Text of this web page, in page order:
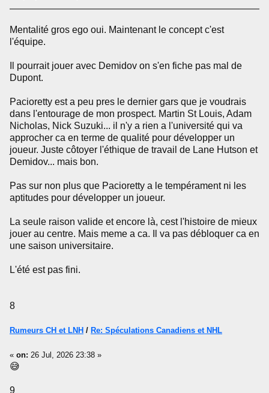
Mentalité gros ego oui. Maintenant le concept c'est
l'équipe.
Il pourrait jouer avec Demidov on s'en fiche pas mal de
Dupont.
Pacioretty est a peu pres le dernier gars que je voudrais
dans l'entourage de mon prospect. Martin St Louis, Adam
Nicholas, Nick Suzuki... il n'y a rien a l'université qui va
approcher ca en terme de qualité pour développer un
joueur. Juste côtoyer l'éthique de travail de Lane Hutson et
Demidov... mais bon.
Pas sur non plus que Pacioretty a le tempérament ni les
aptitudes pour développer un joueur.
La seule raison valide et encore là, cest l'histoire de mieux
jouer au centre. Mais meme a ca. Il va pas débloquer ca en
une saison universitaire.
L'été est pas fini.
8
Rumeurs CH et LNH / Re: Spéculations Canadiens et NHL
« on: 26 Jul, 2026 23:38 »
😅
9